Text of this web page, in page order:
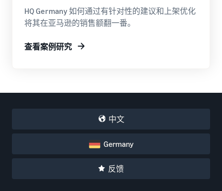
HQ Germany 如何通过有针对性的建议和上架优化
将其在亚马逊的销售额翻一番。
查看案例研究
中文
Germany
反馈